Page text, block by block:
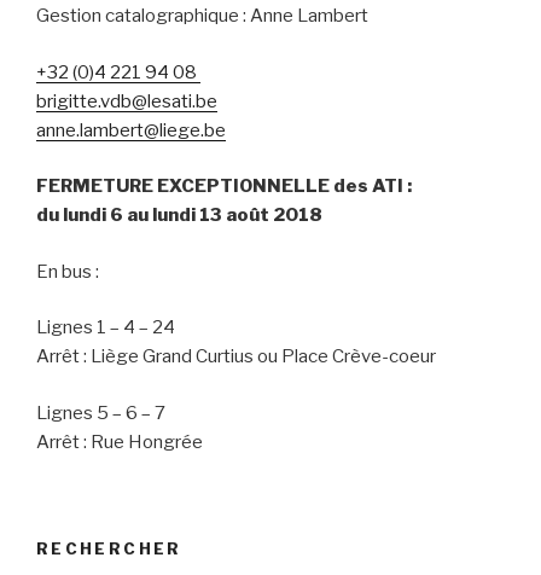
Gestion catalographique : Anne Lambert
+32 (0)4 221 94 08
brigitte.vdb@lesati.be
anne.lambert@liege.be
FERMETURE EXCEPTIONNELLE des ATI :
du lundi 6 au lundi 13 août 2018
En bus :
Lignes 1 – 4 – 24
Arrêt : Liège Grand Curtius ou Place Crève-coeur
Lignes 5 – 6 – 7
Arrêt : Rue Hongrée
RECHERCHER